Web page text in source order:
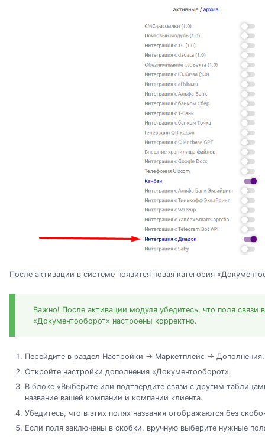
После активации в системе появится новая категория
Важно! После активации модуля убедитесь, что поля связи
«Документооборот» настроены корректно.
Перейдите в раздел Настройки → Маркетплейс → Дополнения.
Откройте настройки дополнения «Документооборот».
В блоке «Выберите или подтвердите связи с другим
название вашей компании и компании клиента.
Убедитесь, что в этих полях названия отображаются без
Если поля заключены в скобки, вручную выберите нужные